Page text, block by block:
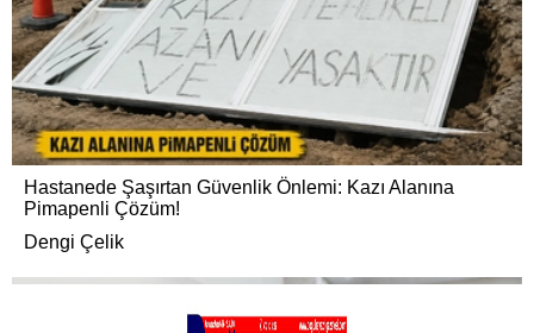
Hastanede Şaşırtan Güvenlik Önlemi: Kazı Alanına
Pimapenli Çözüm!
Dengi Çelik